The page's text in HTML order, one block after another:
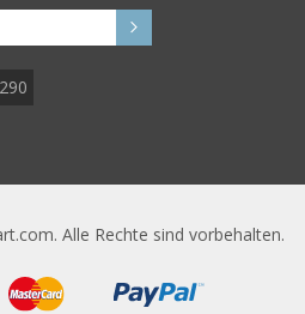
Alle Rechte sind vorbehalten.